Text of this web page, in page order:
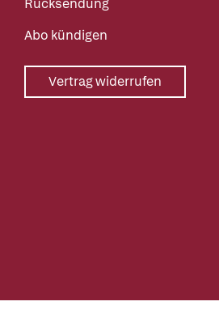
Rücksendung
Abo kündigen
Vertrag widerrufen